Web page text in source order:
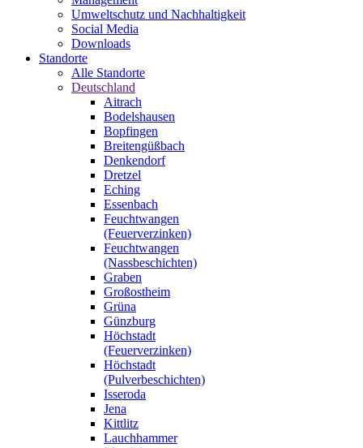
Umweltschutz und Nachhaltigkeit
Social Media
Downloads
Standorte
Alle Standorte
Deutschland
Aitrach
Bodelshausen
Bopfingen
Breitengüßbach
Denkendorf
Dretzel
Eching
Essenbach
Feuchtwangen
(Feuerverzinken)
Feuchtwangen
(Nassbeschichten)
Graben
Großostheim
Grüna
Günzburg
Höchstadt
(Feuerverzinken)
Höchstadt
(Pulverbeschichten)
Isseroda
Jena
Kittlitz
Lauchhammer